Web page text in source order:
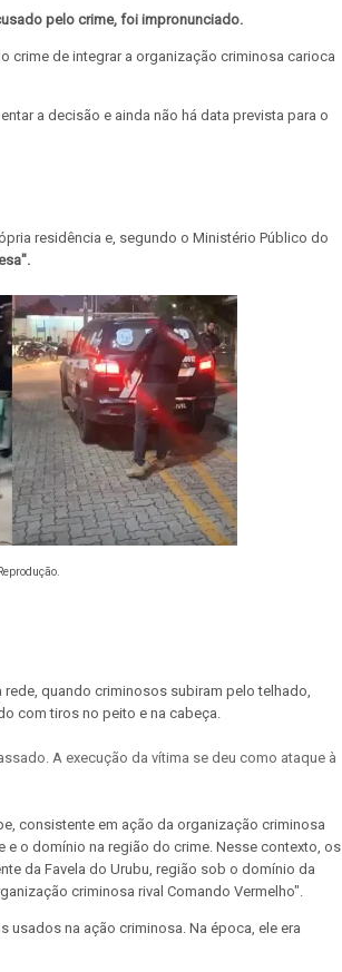
pelo crime, foi impronunciado.
de integrar a organização criminosa carioca
a decisão e ainda não há data prevista para o
residência e, segundo o Ministério Público do
Reprodução.
quando criminosos subiram pelo telhado,
com tiros no peito e na cabeça.
A execução da vítima se deu como ataque à
consistente em ação da organização criminosa
e o domínio na região do crime. Nesse contexto, os
da Favela do Urubu, região sob o domínio da
criminosa rival Comando Vermelho".
na ação criminosa. Na época, ele era